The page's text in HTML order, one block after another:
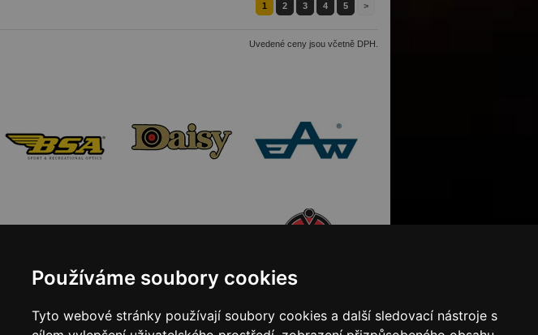
Používáme soubory cookies
Tyto webové stránky používají soubory cookies a další sledovací nástroje s
1 2 3 4 5 >
Uvedené ceny jsou včetně DPH.